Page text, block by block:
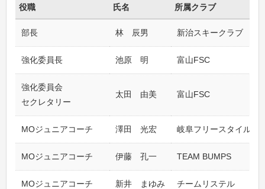
役職 氏名 所属クラブ
部長 林 辰男 新治スキークラブ
強化委員長 池原 明 富山FSC
強化委員会
セクレタリー
太田 由美 富山FSC
MOジュニアコーチ 澤田 光宏 岐阜フリースタイル
MOジュニアコーチ 伊藤 孔一 TEAM BUMPS
MOジュニアコーチ 新井 まゆみ チームリステル